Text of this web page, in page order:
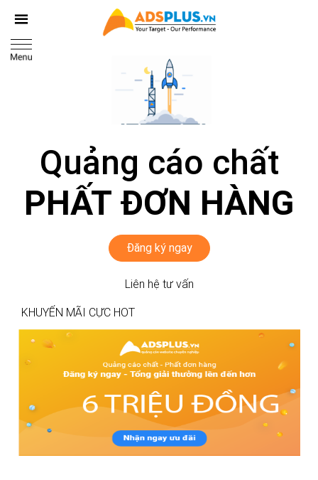
Quảng cáo chất
PHẤT ĐƠN HÀNG
Đăng ký ngay
Liên hệ tư vấn
KHUYẾN MÃI CỰC HOT